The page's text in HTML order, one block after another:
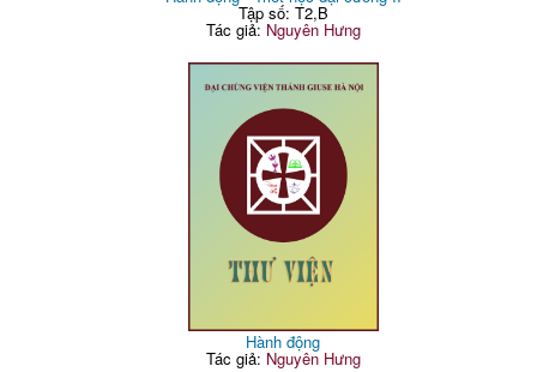
Tập số: T2,B
Tác giả: Nguyên Hưng
Hành động
Tác giả: Nguyên Hưng